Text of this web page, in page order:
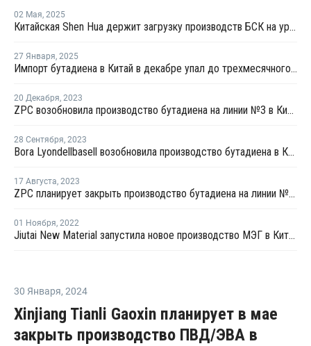
02 Мая, 2025
Китайская Shen Hua держит загрузку производств БСК на уровне 80%
27 Января, 2025
Импорт бутадиена в Китай в декабре упал до трехмесячного минимума
20 Декабря, 2023
ZPC возобновила производство бутадиена на линии №3 в Китае
28 Сентября, 2023
Bora Lyondellbasell возобновила производство бутадиена в Китае после ремонта
17 Августа, 2023
ZPC планирует закрыть производство бутадиена на линии №3 в Китае
01 Ноября, 2022
Jiutai New Material запустила новое производство МЭГ в Китае
30 Января, 2024
Xinjiang Tianli Gaoxin планирует в мае
закрыть производство ПВД/ЭВА в